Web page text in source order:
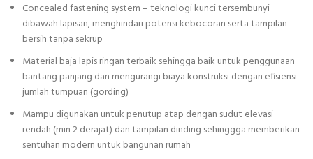
Concealed fastening system – teknologi kunci tersembunyi
dibawah lapisan, menghindari potensi kebocoran serta tampilan
bersih tanpa sekrup
Material baja lapis ringan terbaik sehingga baik untuk penggunaan
bantang panjang dan mengurangi biaya konstruksi dengan efisiensi
jumlah tumpuan (gording)
Mampu digunakan untuk penutup atap dengan sudut elevasi
rendah (min 2 derajat) dan tampilan dinding sehinggga memberikan
sentuhan modern untuk bangunan rumah